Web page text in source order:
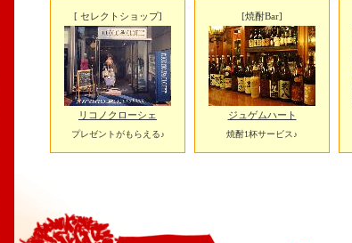
[ セレクトショップ]
リコノクローシェ
プレゼントがもらえる♪
[焼酎Bar]
ジュゲムハート
焼酎1杯サービス♪